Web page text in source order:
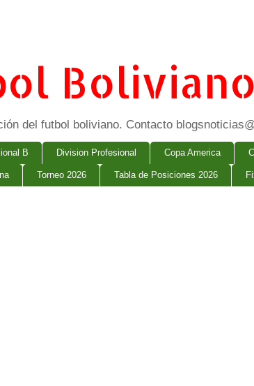
Boliviano
del futbol boliviano. Contacto
B Division Profesional Copa America
Torneo 2026 Tabla de Posiciones 2026